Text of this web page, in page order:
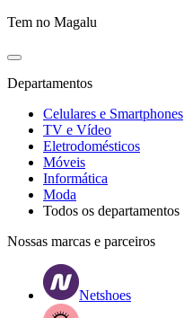
Tem no Magalu
Departamentos
Celulares e Smartphones
TV e Vídeo
Eletrodomésticos
Móveis
Informática
Moda
Todos os departamentos
Nossas marcas e parceiros
Netshoes